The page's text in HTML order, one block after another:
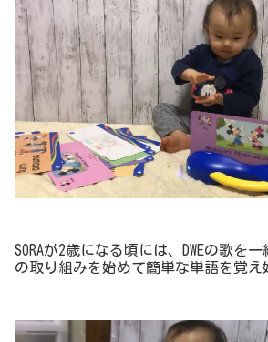
SORAが2歳になる頃には、DWEの歌を
の取り組みを始めて簡単な単語を覚え